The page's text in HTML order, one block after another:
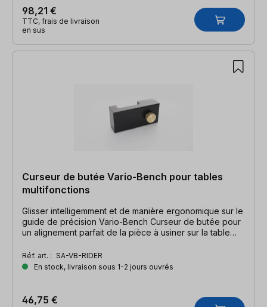
98,21 €
TTC, frais de livraison
en sus
Curseur de butée Vario-Bench pour tables
multifonctions
Glisser intelligemment et de manière ergonomique sur le
guide de précision Vario-Bench Curseur de butée pour
un alignement parfait de la pièce à usiner sur la table
Réf. art. : SA-VB-RIDER
En stock, livraison sous 1-2 jours ouvrés
46,75 €